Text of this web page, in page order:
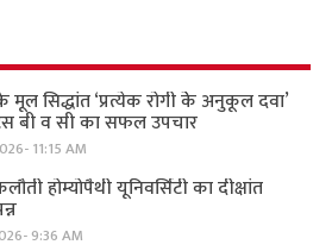
मूल सिद्धांत ‘प्रत्येक रोगी केे अनुकूल दवा’
बी व सी का सफल उपचार
11:15 AM
होम्योपैथी यूनिवर्सिटी का दीक्षांत
9:36 AM